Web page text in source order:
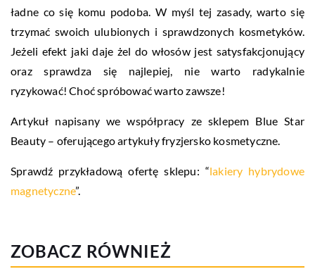
ładne co się komu podoba. W myśl tej zasady, warto się
trzymać swoich ulubionych i sprawdzonych kosmetyków.
Jeżeli efekt jaki daje żel do włosów jest satysfakcjonujący
oraz sprawdza się najlepiej, nie warto radykalnie
ryzykować! Choć spróbować warto zawsze!
Artykuł napisany we współpracy ze sklepem Blue Star
Beauty – oferującego artykuły fryzjersko kosmetyczne.
Sprawdź przykładową ofertę sklepu: “lakiery hybrydowe
magnetyczne”.
ZOBACZ RÓWNIEŻ